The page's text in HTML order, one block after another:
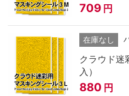
709 円
在庫なし
クラウド迷
入）
880 円